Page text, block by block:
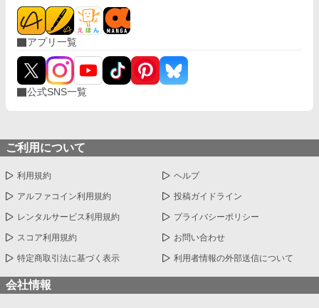
アプリ一覧
公式SNS一覧
ご利用について
利用規約 ヘルプ
アルファコイン利用規約 投稿ガイドライン
レンタルサービス利用規約 プライバシーポリシー
スコア利用規約 お問い合わせ
特定商取引法に基づく表示 利用者情報の外部送信について
会社情報